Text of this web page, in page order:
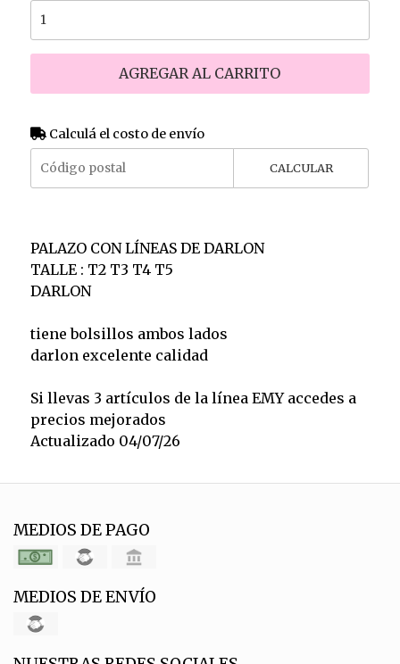
AGREGAR AL CARRITO
Calculá el costo de envío
CALCULAR
PALAZO CON LÍNEAS DE DARLON
TALLE : T2 T3 T4 T5
DARLON
tiene bolsillos ambos lados
darlon excelente calidad
Si llevas 3 artículos de la línea EMY accedes a
precios mejorados
Actualizado 04/07/26
MEDIOS DE PAGO
MEDIOS DE ENVÍO